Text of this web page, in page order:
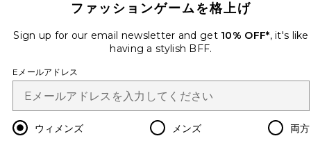
Change Country Regions
ja USD
改善にご協力ください！
本日のお買い物に関する簡単なアンケートを実施しております
ファッションゲームを格上げ
Sign up for our email newsletter and get 10% OFF*, it's like
having a stylish BFF.
Eメールアドレス
ウィメンズ メンズ 両方